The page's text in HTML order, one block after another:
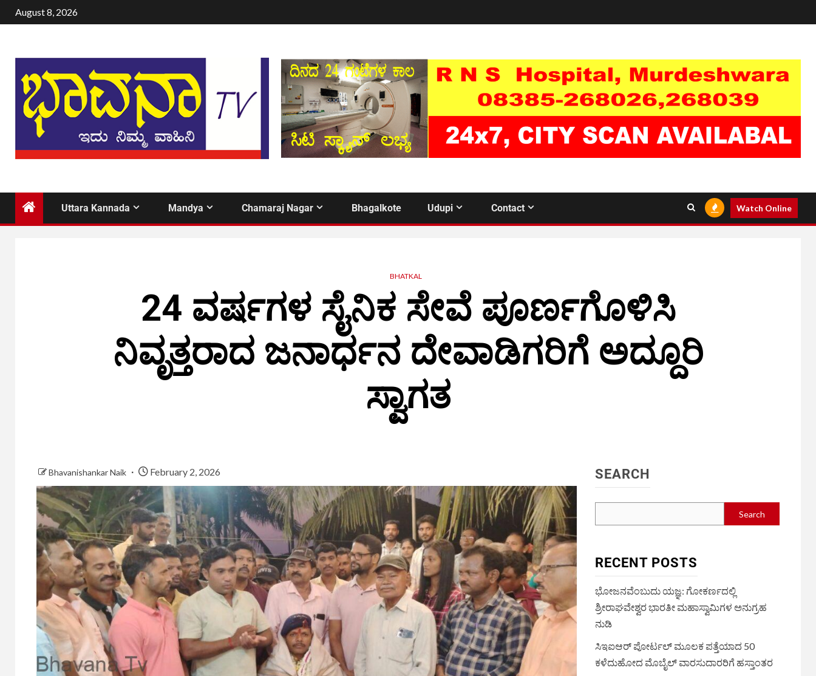
August 8, 2026
Uttara Kannada Mandya Chamaraj Nagar Bhagalkote Udupi Contact Watch Online
BHATKAL
24 ವರ್ಷಗಳ ಸೈನಿಕ ಸೇವೆ ಪೂರ್ಣಗೊಳಿಸಿ
ನಿವೃತ್ತರಾದ ಜನಾರ್ಧನ ದೇವಾಡಿಗರಿಗೆ ಅದ್ದೂರಿ
ಸ್ವಾಗತ
Bhavanishankar Naik February 2, 2026 SEARCH
Search
RECENT POSTS
ಭೋಜನವೆಂಬುದು ಯಜ್ಞ: ಗೋಕರ್ಣದಲ್ಲಿ
ಶ್ರೀರಾಘವೇಶ್ವರ ಭಾರತೀ ಮಹಾಸ್ವಾಮಿಗಳ ಅನುಗ್ರಹ
ನುಡಿ
ಸಿಇಐಆರ್ ಪೋರ್ಟಲ್ ಮೂಲಕ ಪತ್ತೆಯಾದ 50
ಕಳೆದುಹೋದ ಮೊಬೈಲ್ ವಾರಸುದಾರರಿಗೆ ಹಸ್ತಾಂತರ